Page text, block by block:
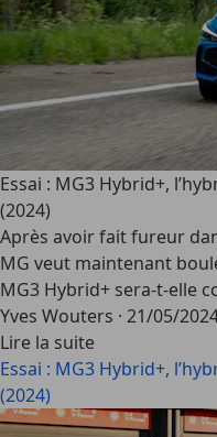
Essai : MG3 Hybrid+,
(2024)
Après avoir fait fureur
MG veut maintenant
MG3 Hybrid+ sera-t-elle
Yves Wouters · 21/05/
Lire la suite
Essai : MG3 Hybrid+,
(2024)